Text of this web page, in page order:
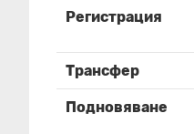
Регистрация
Трансфер
Подновяване